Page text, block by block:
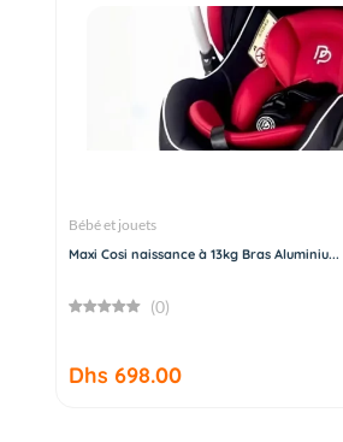
Bébé et jouets
Maxi Cosi naissance à 13kg Bras Aluminiu...
(0)
Dhs 698.00